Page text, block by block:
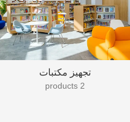
تجهيز مكتبات
2 products